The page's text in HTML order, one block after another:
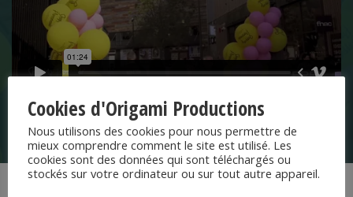
Cookies d'Origami Productions
Nous utilisons des cookies pour nous permettre de
mieux comprendre comment le site est utilisé. Les
cookies sont des données qui sont téléchargés ou
stockés sur votre ordinateur ou sur tout autre appareil.